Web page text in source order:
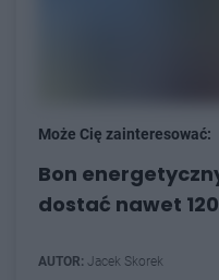
Może Cię zainteresować:
Bon
dostać nawet
AUTOR: Jacek Skorek